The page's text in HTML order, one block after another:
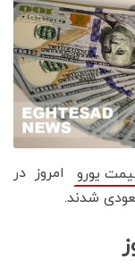
یورو
امروز در
شدند.